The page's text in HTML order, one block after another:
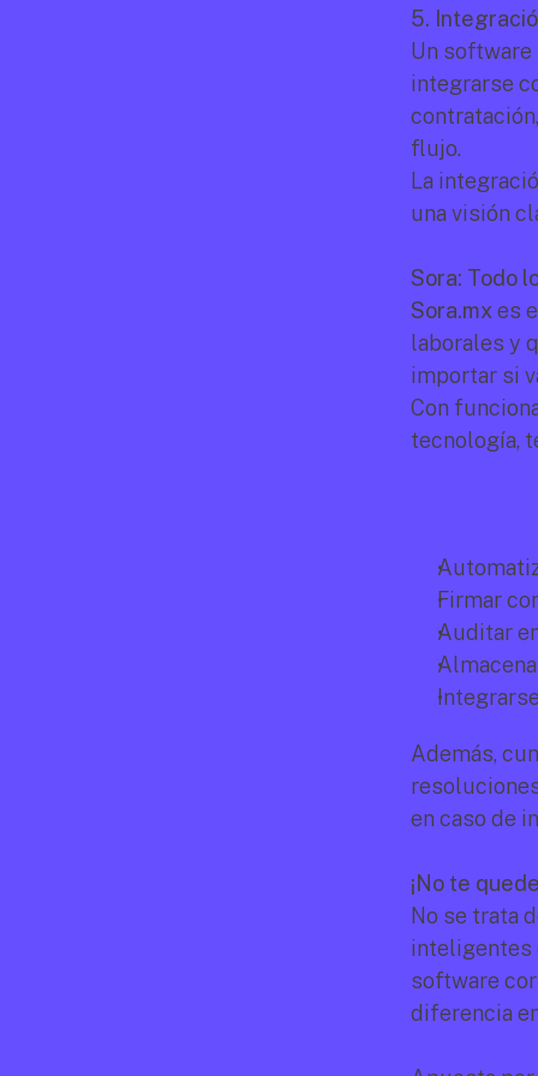
5.
Un software
integrarse
flujo.
La
una visión
Sora: Todo
Sora.mx es
laborales y
importar si
Con
tecnología,
Firmar
Auditar
Además,
en caso de
¡No te
No se trata
inteligentes
software
diferencia